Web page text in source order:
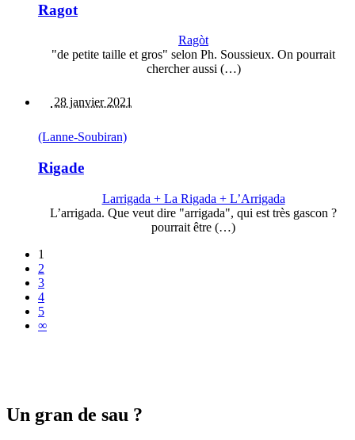
Ragot
Ragòt
"de petite taille et gros" selon Ph. Soussieux. On pourrait
chercher aussi (…)
28 janvier 2021
(Lanne-Soubiran)
Rigade
Larrigada + La Rigada + L’Arrigada
L’arrigada. Que veut dire "arrigada", qui est très gascon ?
pourrait être (…)
1
2
3
4
5
∞
Un gran de sau ?